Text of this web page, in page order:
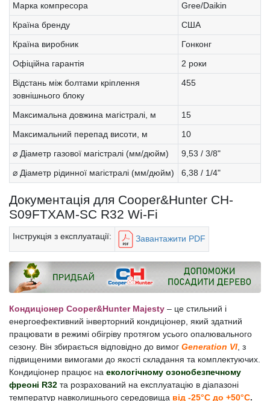
Марка компресора
Gree/Daikin
Країна бренду
США
Країна виробник
Гонконг
Офіційна гарантія
2 роки
Відстань між болтами кріплення
зовнішнього блоку
455
Максимальна довжина магістралі, м
15
Максимальний перепад висоти, м
10
⌀ Діаметр газової магістралі (мм/дюйм)
9,53 / 3/8"
⌀ Діаметр рідинної магістралі (мм/дюйм)
6,38 / 1/4"
Документація для Cooper&Hunter CH-
S09FTXAM-SC R32 Wi-Fi
Інструкція з експлуатації: Завантажити PDF
Кондиціонер Cooper&Hunter Majesty – це стильний і
енергоефективний інверторний кондиціонер, який здатний
працювати в режимі обігріву протягом усього опалювального
сезону. Він збирається відповідно до вимог Generation VI , з
підвищеними вимогами до якості складання та комплектуючих.
Кондиціонер працює на екологічному озонобезпечному
фреоні R32 та розрахований на експлуатацію в діапазоні
температур навколишнього середовища від -25°С до +50°С.